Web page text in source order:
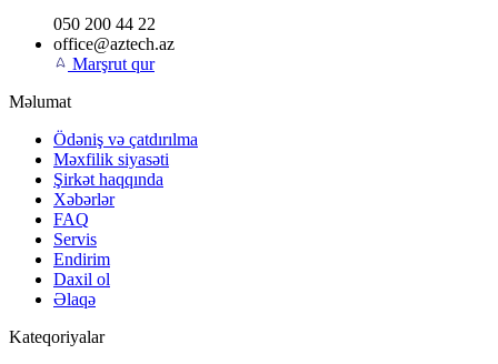
050 200 44 22
office@aztech.az
Marşrut qur
Məlumat
Ödəniş və çatdırılma
Məxfilik siyasəti
Şirkət haqqında
Xəbərlər
FAQ
Servis
Endirim
Daxil ol
Əlaqə
Kateqoriyalar